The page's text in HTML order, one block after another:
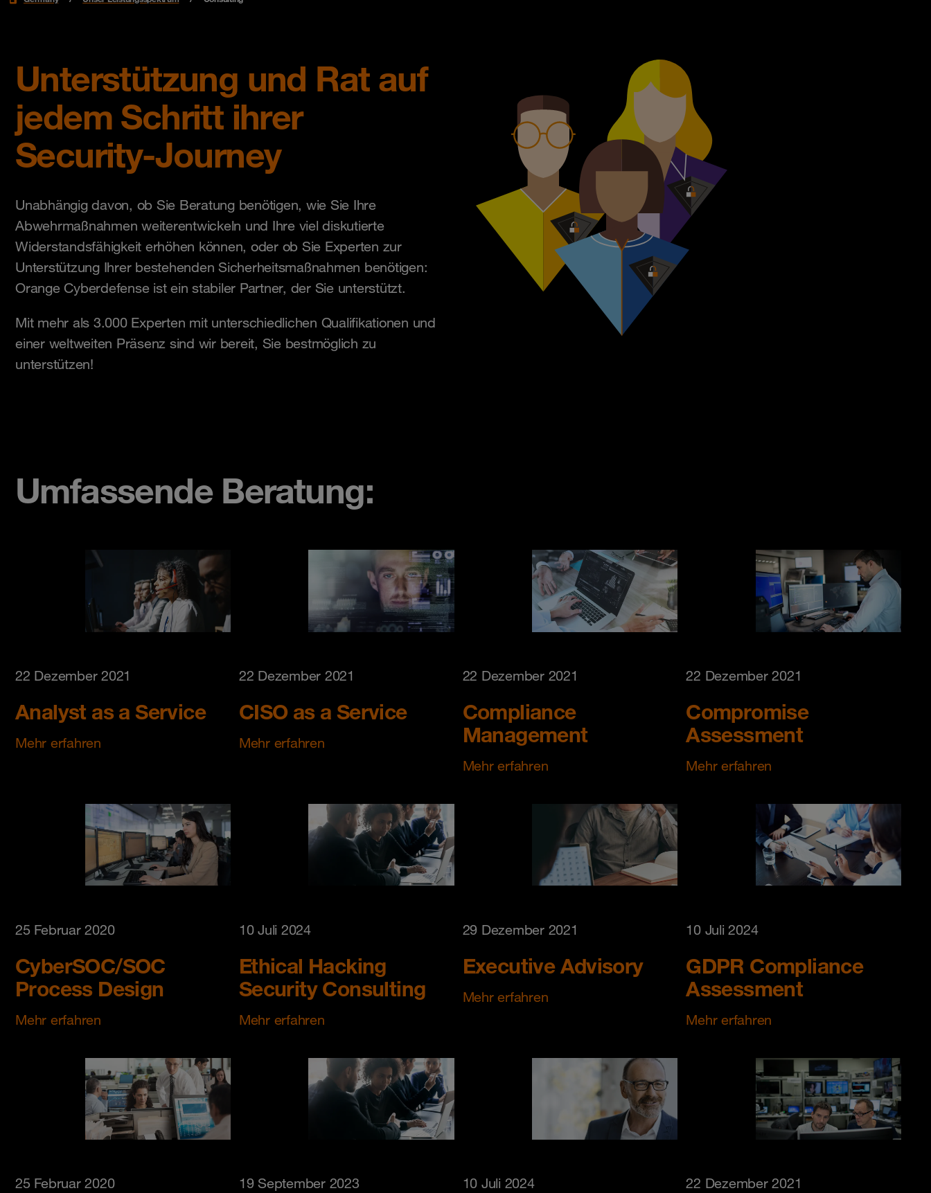
Unterstützung und Rat auf
jedem Schritt ihrer
Security-Journey
Unabhängig davon, ob Sie Beratung benötigen, wie Sie Ihre
Abwehrmaßnahmen weiterentwickeln und Ihre viel diskutierte
Widerstandsfähigkeit erhöhen können, oder ob Sie Experten zur
Unterstützung Ihrer bestehenden Sicherheitsmaßnahmen benötigen:
Orange Cyberdefense ist ein stabiler Partner, der Sie unterstützt.
Mit mehr als 3.000 Experten mit unterschiedlichen Qualifikationen und
einer weltweiten Präsenz sind wir bereit, Sie bestmöglich zu
unterstützen!
Umfassende Beratung:
22 Dezember 2021
Analyst as a Service
Mehr erfahren
22 Dezember 2021
CISO as a Service
Mehr erfahren
22 Dezember 2021
Compliance
Management
Mehr erfahren
22 Dezember 2021
Compromise
Assessment
Mehr erfahren
25 Februar 2020
CyberSOC/SOC
Process Design
Mehr erfahren
10 Juli 2024
Ethical Hacking
Security Consulting
Mehr erfahren
29 Dezember 2021
Executive Advisory
Mehr erfahren
10 Juli 2024
GDPR Compliance
Assessment
Mehr erfahren
25 Februar 2020 19 September 2023 10 Juli 2024 22 Dezember 2021